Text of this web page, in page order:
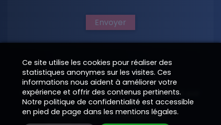
Envoyer
Site web sur mesure supervisé et hébergé par
EPIXELIC
—
Renseignements obligatoires
Ce site utilise les cookies pour réaliser des
statistiques anonymes sur les visites. Ces
informations nous aident à améliorer votre
expérience et offrir des contenus pertinents.
Notre politique de confidentialité est accessible
en pied de page dans les mentions légales.